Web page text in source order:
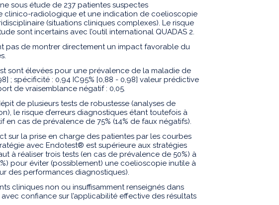
sous étude de 237 patientes suspectes
clinico-radiologique et une indication de coelioscopie
(situations cliniques complexes). Le risque
sont incertains avec l’outil international QUADAS 2.
pas de montrer directement un impact favorable du
sont élevées pour une prévalence de la maladie de
; spécificité : 0,94 IC95% [0,88 - 0,98] valeur prédictive
de vraisemblance négatif : 0,05.
de plusieurs tests de robustesse (analyses de
le risque d’erreurs diagnostiques étant toutefois à
cas de prévalence de 75% (14% de faux négatifs).
sur la prise en charge des patientes par les courbes
avec Endotest® est supérieure aux stratégies
à réaliser trois tests (en cas de prévalence de 50%) à
pour éviter (possiblement) une coelioscopie inutile à
des performances diagnostiques).
cliniques non ou insuffisamment renseignés dans
confiance sur l’applicabilité effective des résultats